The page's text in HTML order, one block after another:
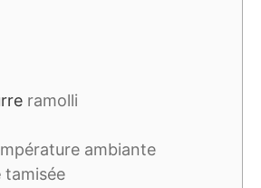
ramolli
ambiante
tamisée